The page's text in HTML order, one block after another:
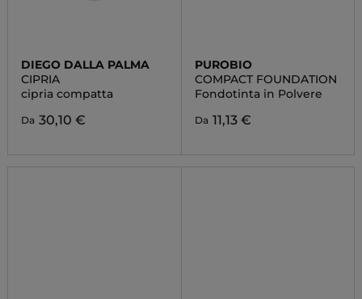
DIEGO DALLA PALMA
CIPRIA
cipria compatta
Da 30,10 €
PUROBIO
COMPACT FOUNDATION
Fondotinta in Polvere
Da 11,13 €